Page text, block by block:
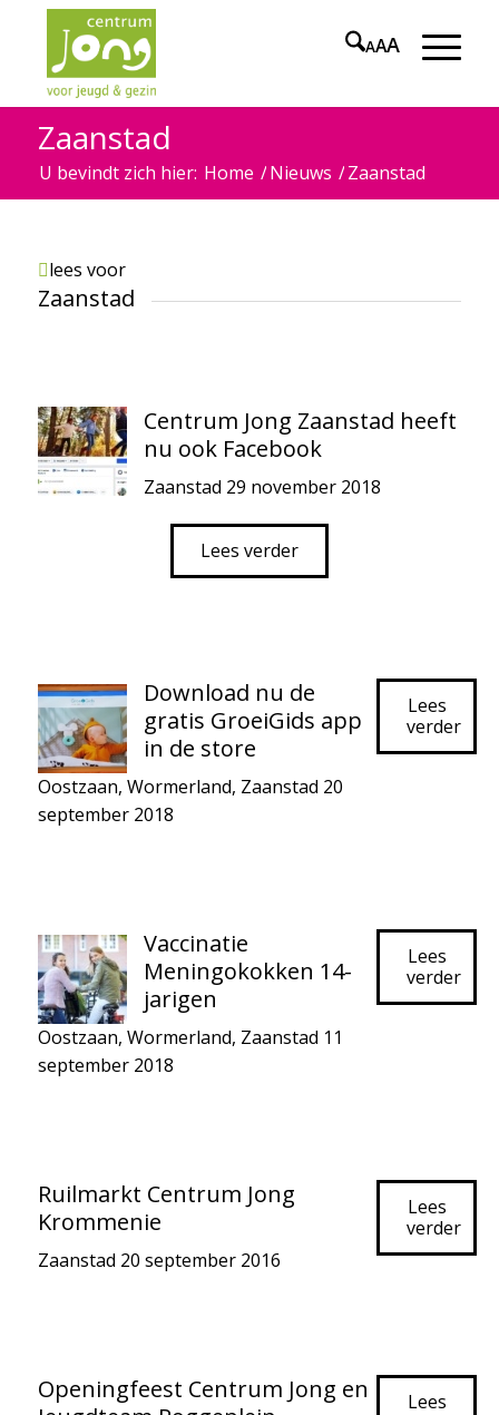
AAA
Zaanstad
U bevindt zich hier: Home /Nieuws /Zaanstad
lees voor
Zaanstad
Centrum Jong Zaanstad heeft
nu ook Facebook
Zaanstad 29 november 2018
Lees verder
Download nu de
gratis GroeiGids app
in de store
Oostzaan, Wormerland, Zaanstad 20
september 2018
Lees
verder
Vaccinatie
Meningokokken 14-
jarigen
Oostzaan, Wormerland, Zaanstad 11
september 2018
Lees
verder
Ruilmarkt Centrum Jong
Krommenie
Zaanstad 20 september 2016
Lees
verder
Openingfeest Centrum Jong en
Lees